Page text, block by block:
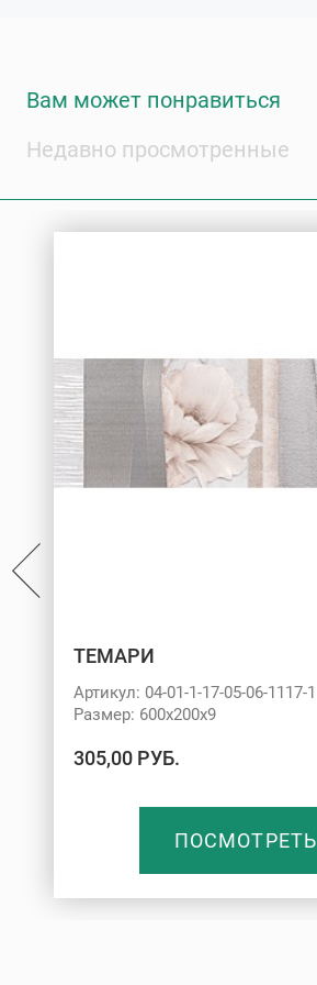
Вам может понравиться
Недавно просмотренные
ТЕМАРИ
Артикул: 04-01-1-17-05-06-1117-1
Размер: 600х200х9
305,00 РУБ.
ПОСМОТРЕТЬ